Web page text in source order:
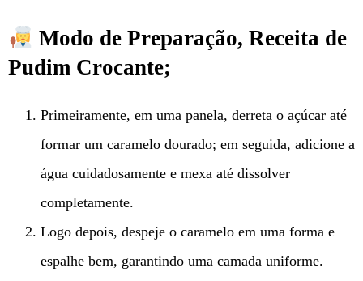
Modo de Preparação, Receita de
Pudim Crocante;
Primeiramente, em uma panela, derreta o açúcar até
formar um caramelo dourado; em seguida, adicione a
água cuidadosamente e mexa até dissolver
completamente.
Logo depois, despeje o caramelo em uma forma e
espalhe bem, garantindo uma camada uniforme.